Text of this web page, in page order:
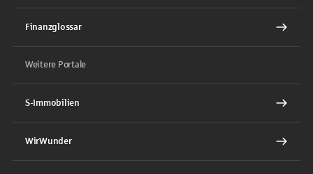
Finanzglossar
Weitere Portale
S-Immobilien
WirWunder